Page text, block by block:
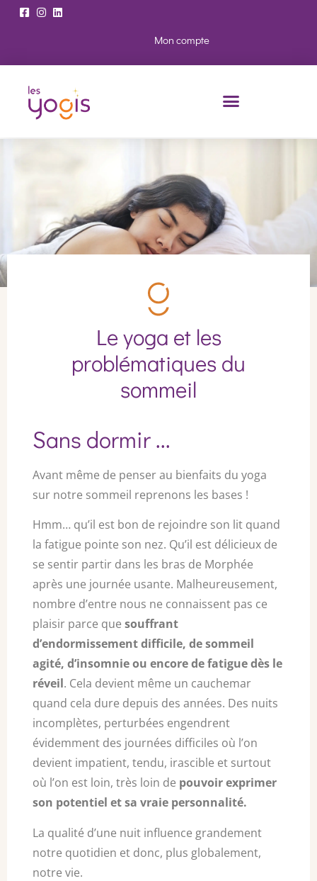
Mon compte
Le yoga et les
problématiques du
sommeil
Sans dormir ...
Avant même de penser au bienfaits du yoga
sur notre sommeil reprenons les bases !
Hmm… qu’il est bon de rejoindre son lit quand
la fatigue pointe son nez. Qu’il est délicieux de
se sentir partir dans les bras de Morphée
après une journée usante. Malheureusement,
nombre d’entre nous ne connaissent pas ce
plaisir parce que souffrant
d’endormissement difficile, de sommeil
agité, d’insomnie ou encore de fatigue dès le
réveil. Cela devient même un cauchemar
quand cela dure depuis des années. Des nuits
incomplètes, perturbées engendrent
évidemment des journées difficiles où l’on
devient impatient, tendu, irascible et surtout
où l’on est loin, très loin de pouvoir exprimer
son potentiel et sa vraie personnalité.
La qualité d’une nuit influence grandement
notre quotidien et donc, plus globalement,
notre vie.